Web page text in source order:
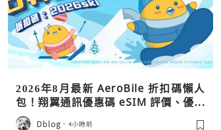
2026年8月最新 AeroBile 折扣碼懶人
包！翔翼通訊優惠碼 eSIM 評價、優缺
點、蝴蝶wifi機教學完整整理
Dblog 4小時前